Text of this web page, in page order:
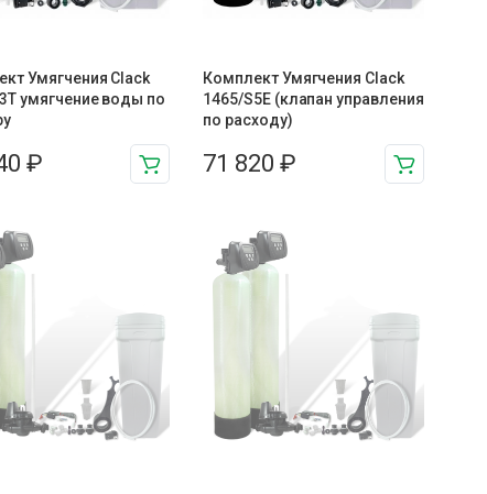
Умягчения Clack
умягчение воды по
₽
Комплект Умягчения Clack
1465/S5E (клапан управления
по расходу)
71 820₽